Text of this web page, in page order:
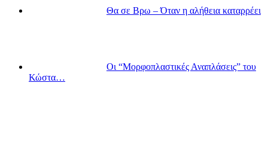
Θα σε Βρω – Όταν η αλήθεια καταρρέει
Οι “Μορφοπλαστικές Αναπλάσεις” του
Κώστα…